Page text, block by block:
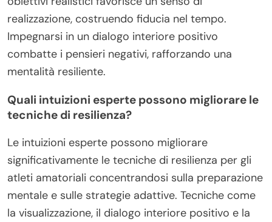
realizzazione, costruendo fiducia nel tempo.
Impegnarsi in un dialogo interiore positivo
combatte i pensieri negativi, rafforzando una
mentalità resiliente.
Quali intuizioni esperte possono migliorare le
tecniche di resilienza?
Le intuizioni esperte possono migliorare
significativamente le tecniche di resilienza per gli
atleti amatoriali concentrandosi sulla preparazione
mentale e sulle strategie adattive. Tecniche come
la visualizzazione, il dialogo interiore positivo e la